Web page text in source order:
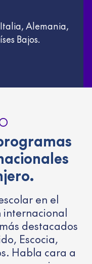
Alemania,
Bajos.
en el
internacional
destacados
Escocia,
Habla cara a